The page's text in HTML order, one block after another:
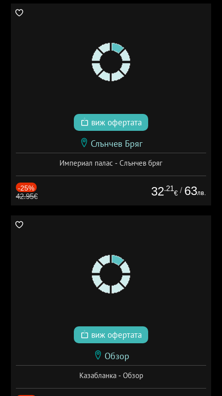
виж офертата
Слънчев Бряг
Империал палас - Слънчев бряг
-25%
42.95€ 32.21
€ / 63лв.
виж офертата
Обзор
Казабланка - Обзор